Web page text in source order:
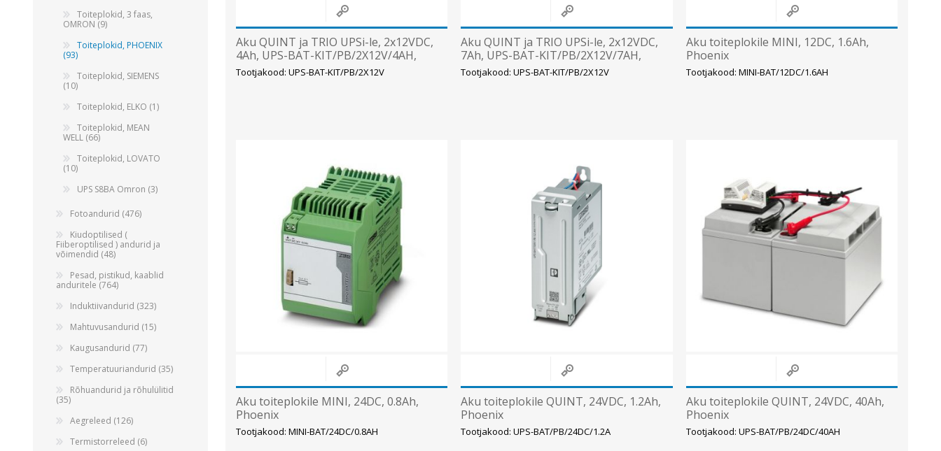
Alumiiniumkaablid ja -juhtmed
Vaskkaablid ja -juhtmed
Pinnapealsed lülitid ja pistikupesad IP44
Pinnapealsed lülitid ja pistikupesad IP55, IP65, IP67
Vaata kõiki
Aku QUINT ja TRIO UPSi-le, 2x12VDC,
4Ah, UPS-BAT-KIT/PB/2X12V/4AH,
Phoenix
Tootjakood: UPS-BAT-KIT/PB/2X12V
Aku QUINT ja TRIO UPSi-le, 2x12VDC,
7Ah, UPS-BAT-KIT/PB/2X12V/7AH,
Phoenix
Tootjakood: UPS-BAT-KIT/PB/2X12V
Aku toiteplokile MINI, 12DC, 1.6Ah,
Phoenix
Tootjakood: MINI-BAT/12DC/1.6AH
Aku toiteplokile MINI, 24DC, 0.8Ah,
Phoenix
Tootjakood: MINI-BAT/24DC/0.8AH
Aku toiteplokile QUINT, 24VDC, 1.2Ah,
Phoenix
Tootjakood: UPS-BAT/PB/24DC/1.2A
Aku toiteplokile QUINT, 24VDC, 40Ah,
Phoenix
Tootjakood: UPS-BAT/PB/24DC/40AH
Toiteplokid, 3 faas,
OMRON (9)
Toiteplokid, PHOENIX
(93)
Toiteplokid, SIEMENS
(10)
Toiteplokid, ELKO (1)
Toiteplokid, MEAN
WELL (66)
Toiteplokid, LOVATO
(10)
UPS S8BA Omron (3)
Fotoandurid (476)
Kiudoptilised (
Fiiberoptilised ) andurid ja
võimendid (48)
Pesad, pistikud, kaablid
anduritele (764)
Induktiivandurid (323)
Mahtuvusandurid (15)
Kaugusandurid (77)
Temperatuuriandurid (35)
Rõhuandurid ja rõhulülitid
(35)
Aegreleed (126)
Termistorreleed (6)